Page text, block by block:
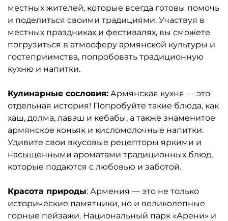
местных жителей, которые всегда готовы помочь
и поделиться своими традициями. Участвуя в
местных праздниках и фестивалях, вы сможете
погрузиться в атмосферу армянской культуры и
гостеприимства, попробовать традиционную
кухню и напитки.
Кулинарные сословия: Армянская кухня — это
отдельная история! Попробуйте такие блюда, как
хаш, долма, лаваш и кебабы, а также знаменитое
армянское коньяк и кисломолочные напитки.
Удивите свои вкусовые рецепторы яркими и
насыщенными ароматами традиционных блюд,
которые подаются с любовью и заботой.
Красота природы: Армения — это не только
исторические памятники, но и великолепные
горные пейзажи. Национальный парк «Арени» и